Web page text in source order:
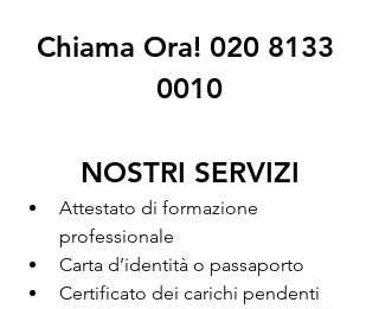
Chiama Ora! 020 8133
0010
NOSTRI SERVIZI
Attestato di formazione
professionale
Carta d’identità o passaporto
Certificato dei carichi pendenti